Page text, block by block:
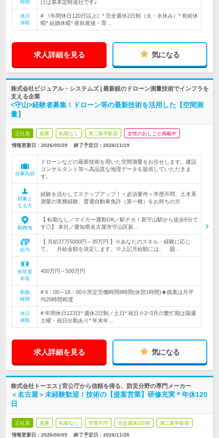
時間
けば基本定時退社です♪
休日
休暇
# 《年間休日120日以上》* 完全週休2日制（火・水休み）* 有給休
暇* 結婚休暇* 産前産後・育…
求人詳細を見る 気になる
株式会社ビジュアル・システムズ | 最新鋭のドローン測量技術でインフラを
支える企業
<守山>経験者募集！ドローン等の最新技術を活用した【空間測
量】
正社員 急募 転勤なし 第二新卒歓迎 女性のおしごと掲載中
情報更新日：2026/05/29 終了予定日： 2026/11/19
仕事内容
ドローンなどの最新技術を用いた空間測量をお任せします。建設
コンサルタント等へ高品質な地理データを提供していただきま
す。
対象と
なる方
経験を活かしてステップアップ！＜必須要件＞学歴不問、土木系
測量の実務経験、普通自動車免許（第一種）をお持ちの方
勤務地
【 転勤なし／マイカー通勤OK／駅チカ！新守山駅から徒歩6分で
す◎】 本社／愛知県名古屋市守山区新…
給与
【 月給27万5000円～35万円 】※あなたのスキル・経験に応じ
て、 月給金額を決定します。※上記月給額には、 固…
初年度
年収
400万円～500万円
勤務
時間
# 9：00～18：00※所定労働時間8時間(休憩1時間)★残業は月平
均20時間程度
休日
休暇
# 年間休日123日* 週休2日制／土日* 祝日※2~3月の繁忙期は隔週
土曜・祝日出勤あり* 年末年…
求人詳細を見る 気になる
株式会社トーエス | 官公庁から信頼を得る、防災分野の専門メーカー
＜名古屋＞未経験歓迎！技術の【提案営業】研修充実＊年休120
日
正社員 急募 転勤なし 学歴不問 完全週休2日制 第二新卒歓迎
情報更新日：2026/06/05 終了予定日： 2026/11/26